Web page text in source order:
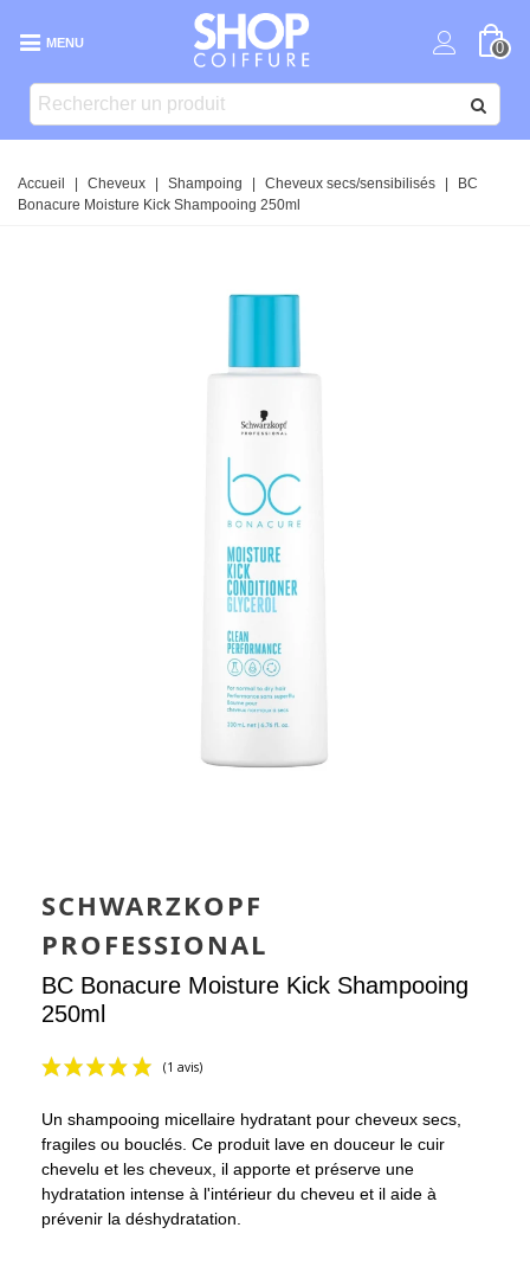
MENU 0
Accueil Cheveux Shampoing Cheveux secs/sensibilisés
BC
Bonacure Moisture Kick Shampooing 250ml
SCHWARZKOPF
PROFESSIONAL
BC Bonacure Moisture Kick Shampooing
250ml
Un shampooing micellaire hydratant pour cheveux secs,
fragiles ou bouclés. Ce produit lave en douceur le cuir
chevelu et les cheveux, il apporte et préserve une
hydratation intense à l'intérieur du cheveu et il aide à
prévenir la déshydratation.